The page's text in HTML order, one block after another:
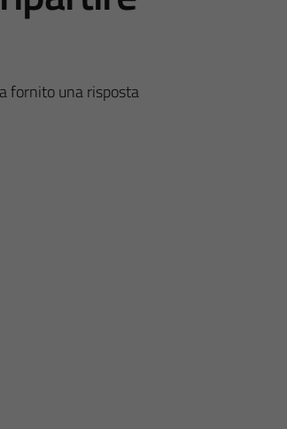
fornito una risposta